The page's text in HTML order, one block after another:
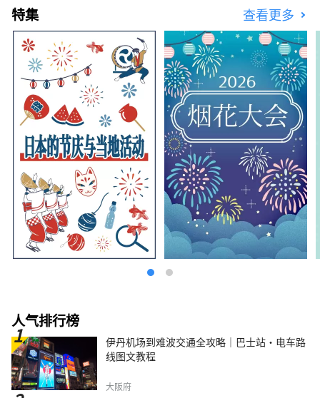
特集 查看更多
人气排行榜
伊丹机场到难波交通全攻略｜巴士站・电车路
线图文教程
大阪府